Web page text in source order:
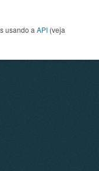
usando a API (veja